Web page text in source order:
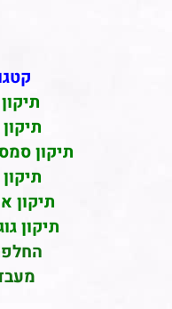
תיקון
תיקון
תיקון